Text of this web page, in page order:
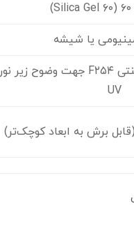
یا شیشه
دارای شناساگر فلورسنتی F۲۵۴ جهت وضوح زیر نور
UV